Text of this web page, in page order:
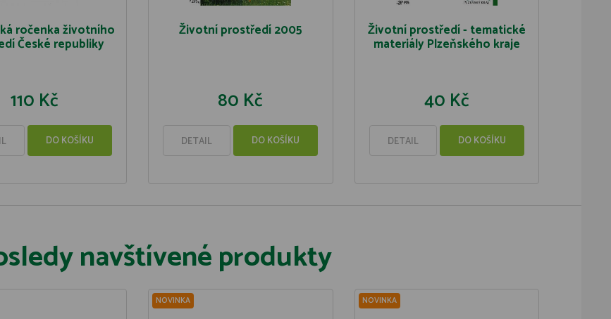
ročenka životního
České republiky
110 Kč
DO KOŠÍKU
Životní prostředí 2005
80 Kč
DETAIL DO KOŠÍKU
Životní prostředí - tematické
materiály Plzeňského kraje
40 Kč
DETAIL DO KOŠÍKU
navštívené produkty
NOVINKA NOVINKA